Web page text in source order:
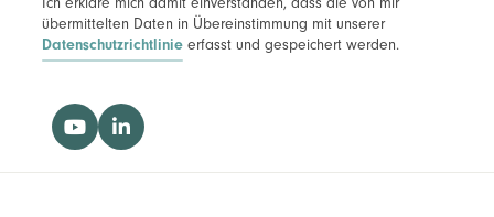
übermittelten Daten in Übereinstimmung mit unserer
Datenschutzrichtlinie erfasst und gespeichert werden.